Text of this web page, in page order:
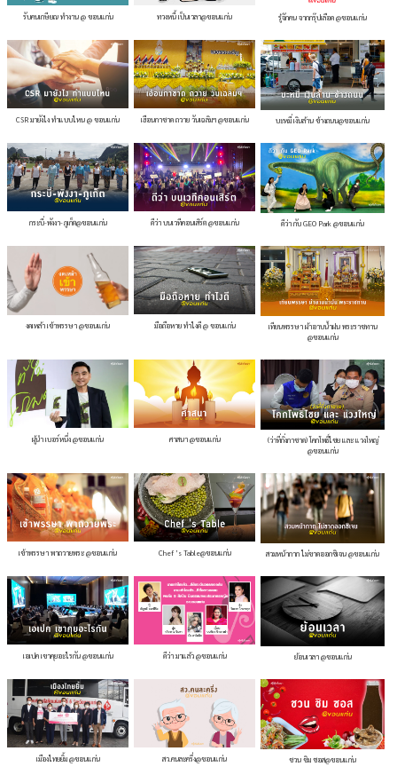
รับคนเกษียณ ทำงาน @ ขอนแก่น ทวงหนี้ เป็นเวลา@ขอนแก่น รู้จักคน จากกรุ๊ปเลือด @ขอนแก่น
CSR มายังไง ทำแบบไหน @ ขอนแก่น เฮือนกาชาด ถวาย วันเฉลิมฯ @ขอนแก่น บะหมี่ เงินล้าน ข้างถนน@ขอนแก่น
กระบี่-พังงา-ภูเก็ต@ขอนแก่น ดีว่า บนเวทีคอนเสิร์ต @ขอนแก่น ดีว่า กับ GEO Park @ขอนแก่น
งดเหล้า เข้าพรรษา @ขอนแก่น มือถือหาย ทำไงดี @ ขอนแก่น
เทียนพรรษา ผ้าอาบน้ำฝน พระราชทาน
@ขอนแก่น
ผู้นำ เบอร์หนึ่ง @ขอนแก่น ศาสนา @ขอนแก่น
(ว่าที่กิ่งกาชาด) โคกโพธิ์ไชย และ แวงใหญ่
@ขอนแก่น
เข้าพรรษา พาถวายพระ @ขอนแก่น Chef ’s Table@ขอนแก่น สวมหน้ากาก ไม่ขาดออกซิเจน @ขอนแก่น
เอเปค เขาคุยอะไรกัน @ขอนแก่น ดีว่า มาแล้ว @ขอนแก่น ย้อนเวลา @ขอนแก่น
เมืองไทยยิ้ม @ขอนแก่น สว.คนละครึ่ง@ขอนแก่น ชวน ชิม ซอส@ขอนแก่น